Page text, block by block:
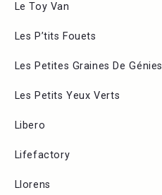
Le Toy Van
Les P’tits Fouets
Les Petites Graines De Génies
Les Petits Yeux Verts
Libero
Lifefactory
Llorens